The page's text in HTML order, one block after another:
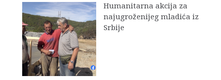
Humanitarna akcija za
najugroženijeg mladića iz
Srbije